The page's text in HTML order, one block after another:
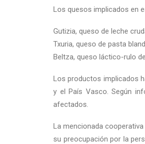
Los quesos implicados en
Gutizia, queso de leche
Txuria, queso de pasta
Beltza, queso láctico-rulo
Los productos implicados
y el País Vasco. Según
afectados.
La mencionada
su preocupación por la